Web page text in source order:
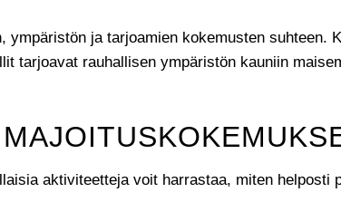
ja tarjoamien kokemusten suhteen.
tarjoavat rauhallisen ympäristön kauniin
aktiviteetteja voit harrastaa, miten helposti